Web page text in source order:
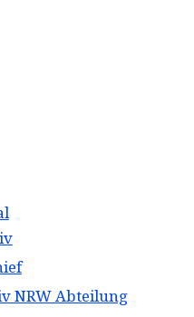
NRW Abteilung